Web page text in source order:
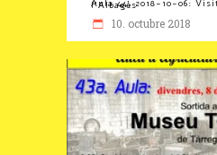
Aula 44, 2018-10-06: Visita Finca oliveres a l’Albagès
10. octubre 2018